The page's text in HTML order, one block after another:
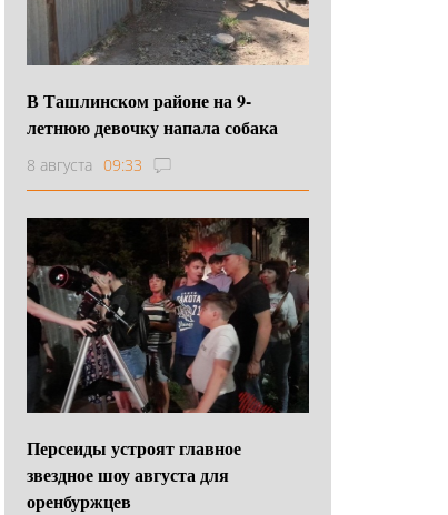
В Ташлинском районе на 9-
летнюю девочку напала собака
8 августа 09:33
Персеиды устроят главное
звездное шоу августа для
оренбуржцев